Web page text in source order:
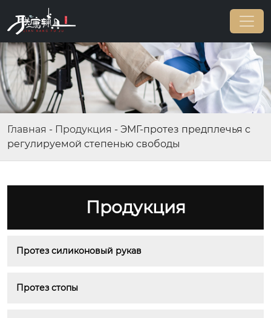
Главная - Продукция - ЭМГ-протез предплечья с
регулируемой степенью свободы
Продукция
Протез силиконовый рукав
Протез стопы